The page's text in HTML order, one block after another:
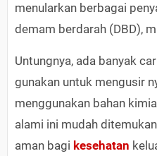
menularkan berbagai
demam berdarah (DBD),
Untungnya, ada banyak
gunakan untuk mengusir
menggunakan bahan
alami ini mudah
aman bagi kesehatan